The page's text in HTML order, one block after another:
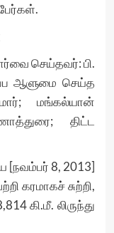
செய்தவர்: பி.
ஆளுமை செய்த
மங்கல்யான்
திட்ட
[நவம்பர் 8, 2013]
கரமாகச் சுற்றி,
கி.மீ. லிருந்து